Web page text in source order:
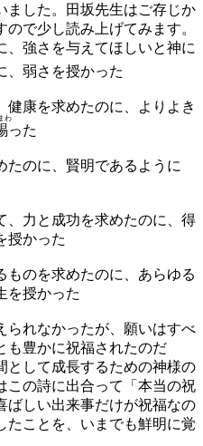
ました。田坂先生はご存じか
で少し読み上げてみます。
、強さを与えてほしいと神に
、弱さを授かった
康を求めたのに、よりよき
わ
った
たのに、賢明であるように
、力と成功を求めたのに、得
授かった
ものを求めたのに、あらゆる
を授かった
られなかったが、願いはすべ
も豊かに祝福されたのだ
として成長するための神様の
この詩に出合って「本当の祝
ばしい出来事だけが祝福なの
たことを、いまでも鮮明に覚